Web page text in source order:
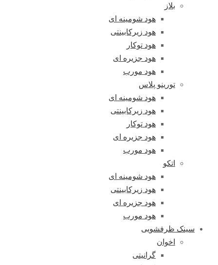
بلاز
هود شومینه ای
هود زیرکابینتی
هود توکار
هود جزیره ای
هود مورب
تورینو پلاس
هود شومینه ای
هود زیرکابینتی
هود توکار
هود جزیره ای
هود مورب
اتکو
هود شومینه ای
هود زیرکابینتی
هود جزیره ای
هود مورب
سینک ظرفشویی
اخوان
گرانیتی